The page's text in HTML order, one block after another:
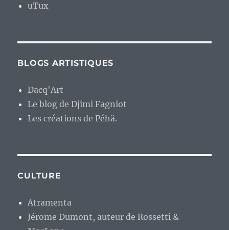
uTux
BLOGS ARTISTIQUES
Dacq'Art
Le blog de Djimi Fagniot
Les créations de Péhä.
CULTURE
Atramenta
Jérome Dumont, auteur de Rossetti &